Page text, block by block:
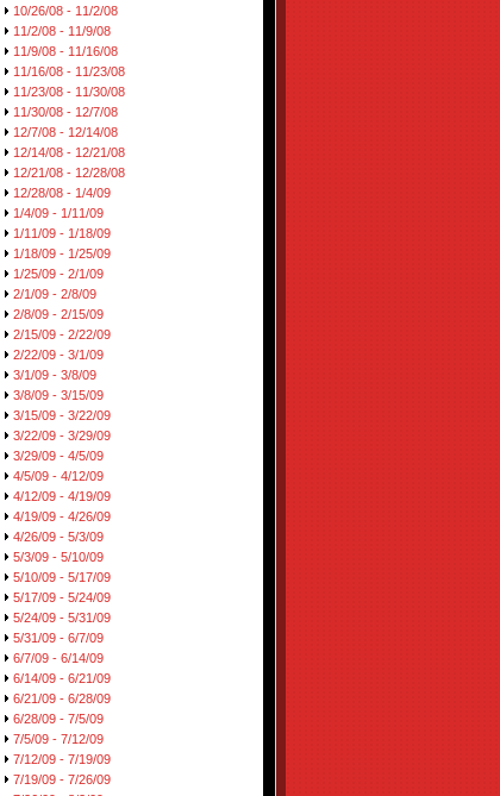
10/26/08 - 11/2/08
11/2/08 - 11/9/08
11/9/08 - 11/16/08
11/16/08 - 11/23/08
11/23/08 - 11/30/08
11/30/08 - 12/7/08
12/7/08 - 12/14/08
12/14/08 - 12/21/08
12/21/08 - 12/28/08
12/28/08 - 1/4/09
1/4/09 - 1/11/09
1/11/09 - 1/18/09
1/18/09 - 1/25/09
1/25/09 - 2/1/09
2/1/09 - 2/8/09
2/8/09 - 2/15/09
2/15/09 - 2/22/09
2/22/09 - 3/1/09
3/1/09 - 3/8/09
3/8/09 - 3/15/09
3/15/09 - 3/22/09
3/22/09 - 3/29/09
3/29/09 - 4/5/09
4/5/09 - 4/12/09
4/12/09 - 4/19/09
4/19/09 - 4/26/09
4/26/09 - 5/3/09
5/3/09 - 5/10/09
5/10/09 - 5/17/09
5/17/09 - 5/24/09
5/24/09 - 5/31/09
5/31/09 - 6/7/09
6/7/09 - 6/14/09
6/14/09 - 6/21/09
6/21/09 - 6/28/09
6/28/09 - 7/5/09
7/5/09 - 7/12/09
7/12/09 - 7/19/09
7/19/09 - 7/26/09